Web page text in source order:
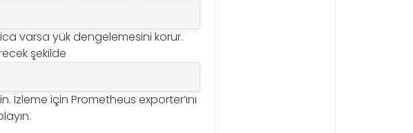
varsa yük dengelemesini korur.
şekilde
İzleme için Prometheus exporter’ını